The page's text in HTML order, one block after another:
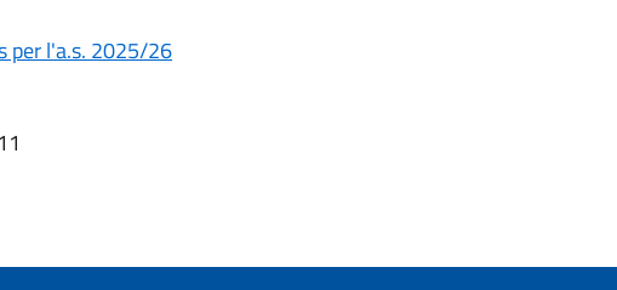
per l'a.s. 2025/26